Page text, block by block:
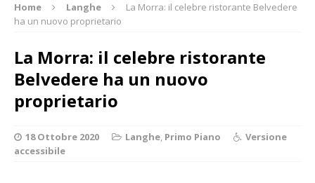
Home Langhe
La Morra: il celebre ristorante Belvedere
ha un nuovo proprietario
La Morra: il celebre ristorante
Belvedere ha un nuovo
proprietario
18 Ottobre 2020 Langhe, Primo Piano
Versione
accessibile